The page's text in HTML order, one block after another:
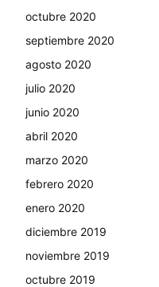
octubre 2020
septiembre 2020
agosto 2020
julio 2020
junio 2020
abril 2020
marzo 2020
febrero 2020
enero 2020
diciembre 2019
noviembre 2019
octubre 2019